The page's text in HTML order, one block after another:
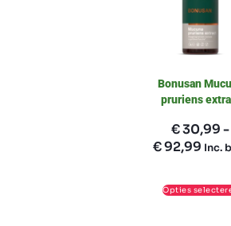
Bonusan
pruriens
€30,99 -
€92,99 Inc.
Opties